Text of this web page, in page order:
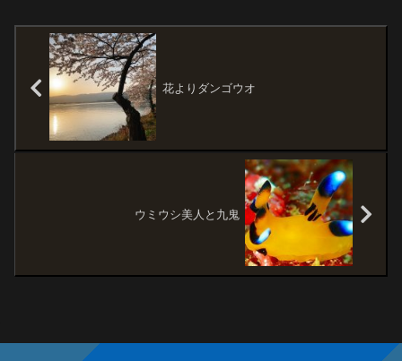
花よりダンゴウオ
ウミウシ美人と九鬼